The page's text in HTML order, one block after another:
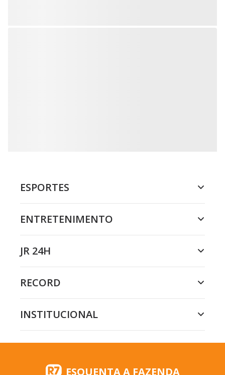
ESPORTES
ENTRETENIMENTO
JR 24H
RECORD
INSTITUCIONAL
ESQUENTA A FAZENDA